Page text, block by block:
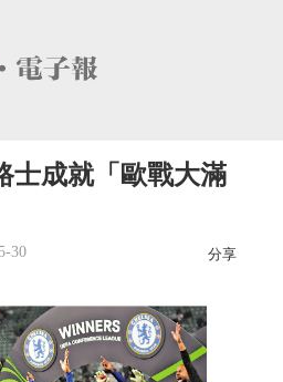
士成就「歐戰大滿
30 分享